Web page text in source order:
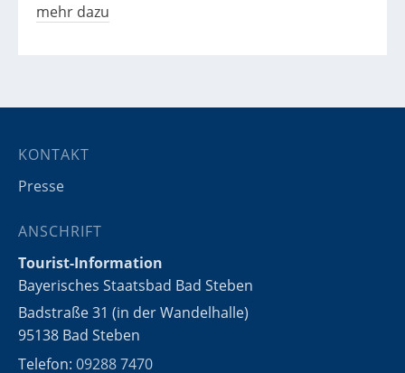
mehr dazu
KONTAKT
Presse
ANSCHRIFT
Tourist-Information
Bayerisches Staatsbad Bad Steben
Badstraße 31 (in der Wandelhalle)
95138 Bad Steben
Telefon: 09288 7470